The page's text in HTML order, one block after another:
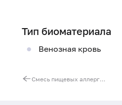
Тип биоматериала
Венозная кровь
Смесь пищевых аллергенов fx20 (ImmunoCAP), IgE: пшеница, рожь, ячмень, рис